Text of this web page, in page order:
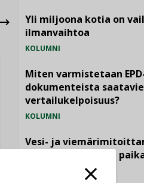
Yli miljoona kotia on
ilmanvaihtoa
KOLUMNI
Miten varmistetaan
dokumenteista
vertailukelpoisuus?
KOLUMNI
Vesi- ja
jämähtänyt ajassa